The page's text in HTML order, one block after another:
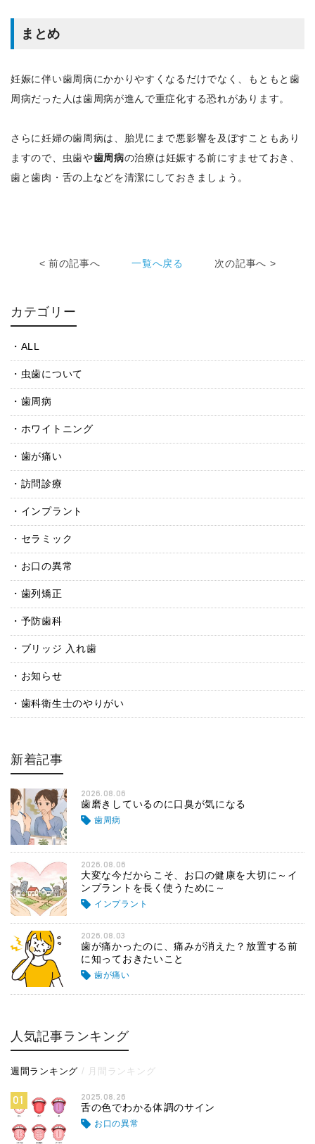
まとめ
妊娠に伴い歯周病にかかりやすくなるだけでなく、もともと歯
周病だった人は歯周病が進んで重症化する恐れがあります。
さらに妊婦の歯周病は、胎児にまで悪影響を及ぼすこともあり
ますので、虫歯や歯周病の治療は妊娠する前にすませておき、
歯と歯肉・舌の上などを清潔にしておきましょう。
< 前の記事へ 一覧へ戻る 次の記事へ >
カテゴリー
ALL
虫歯について
歯周病
ホワイトニング
歯が痛い
訪問診療
インプラント
セラミック
お口の異常
歯列矯正
予防歯科
ブリッジ 入れ歯
お知らせ
歯科衛生士のやりがい
新着記事
2026.08.06
歯磨きしているのに口臭が気になる
歯周病
2026.08.06
大変な今だからこそ、お口の健康を大切に～イ
ンプラントを長く使うために～
インプラント
2026.08.03
歯が痛かったのに、痛みが消えた？放置する前
に知っておきたいこと
歯が痛い
人気記事ランキング
週間ランキング 月間ランキング
01 2025.08.26
舌の色でわかる体調のサイン
お口の異常